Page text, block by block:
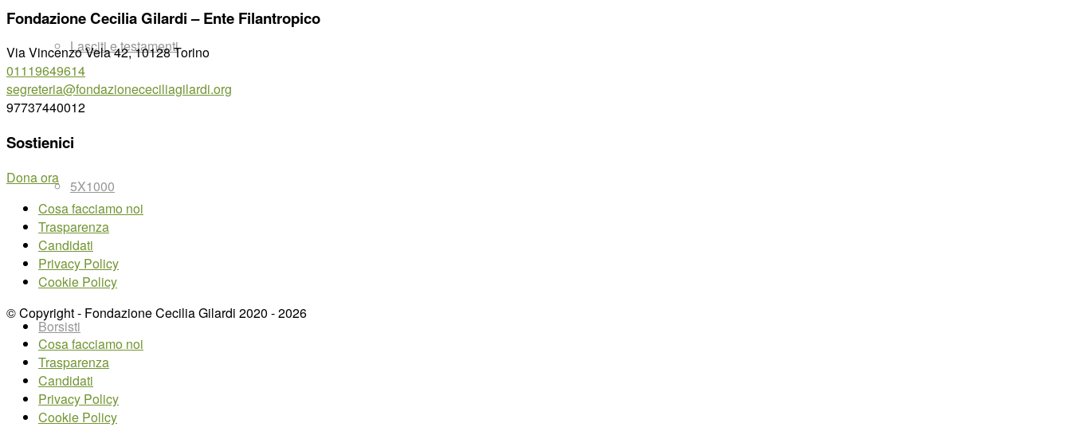
Lasciti e testamenti
5X1000
Borsisti
Fondazione Cecilia Gilardi – Ente Filantropico
Via Vincenzo Vela 42, 10128 Torino
01119649614
segreteria@fondazionececiliagilardi.org
97737440012
Sostienici
Dona ora
Cosa facciamo noi
Trasparenza
Candidati
Privacy Policy
Cookie Policy
© Copyright - Fondazione Cecilia Gilardi 2020 - 2026
Cosa facciamo noi
Trasparenza
Candidati
Privacy Policy
Cookie Policy